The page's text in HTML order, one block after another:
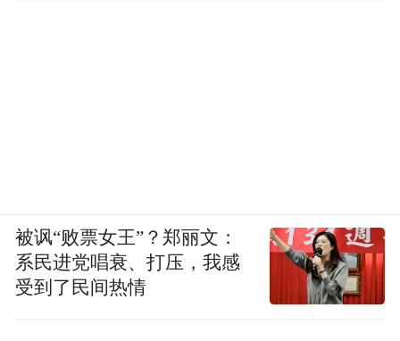
被讽“败票女王”？郑丽文：
系民进党唱衰、打压，我感
受到了民间热情